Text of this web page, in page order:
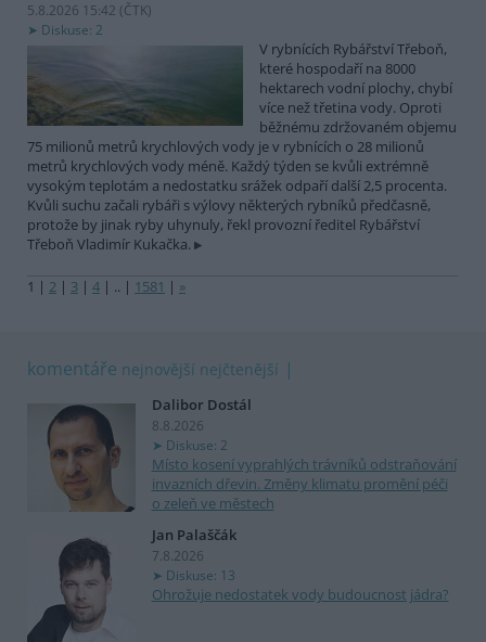
5.8.2026 15:42 (ČTK)
Diskuse: 2
V rybnících Rybářství Třeboň,
které hospodaří na 8000
hektarech vodní plochy, chybí
více než třetina vody. Oproti
běžnému zdržovaném objemu
75 milionů metrů krychlových vody je v rybnících o 28 milionů
metrů krychlových vody méně. Každý týden se kvůli extrémně
vysokým teplotám a nedostatku srážek odpaří další 2,5 procenta.
Kvůli suchu začali rybáři s výlovy některých rybníků předčasně,
protože by jinak ryby uhynuly, řekl provozní ředitel Rybářství
Třeboň Vladimír Kukačka.
1 | 2 | 3 | 4 | .. | 1581 | »
komentáře nejnovější nejčtenější
Dalibor Dostál
8.8.2026
Diskuse: 2
Místo kosení vyprahlých trávníků odstraňování
invazních dřevin. Změny klimatu promění péči
o zeleň ve městech
Jan Palaščák
7.8.2026
Diskuse: 13
Ohrožuje nedostatek vody budoucnost jádra?